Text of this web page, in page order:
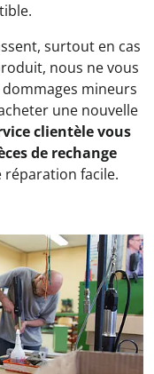
surtout en cas
nous ne vous
mineurs
une nouvelle
clientèle vous
de rechange
facile.